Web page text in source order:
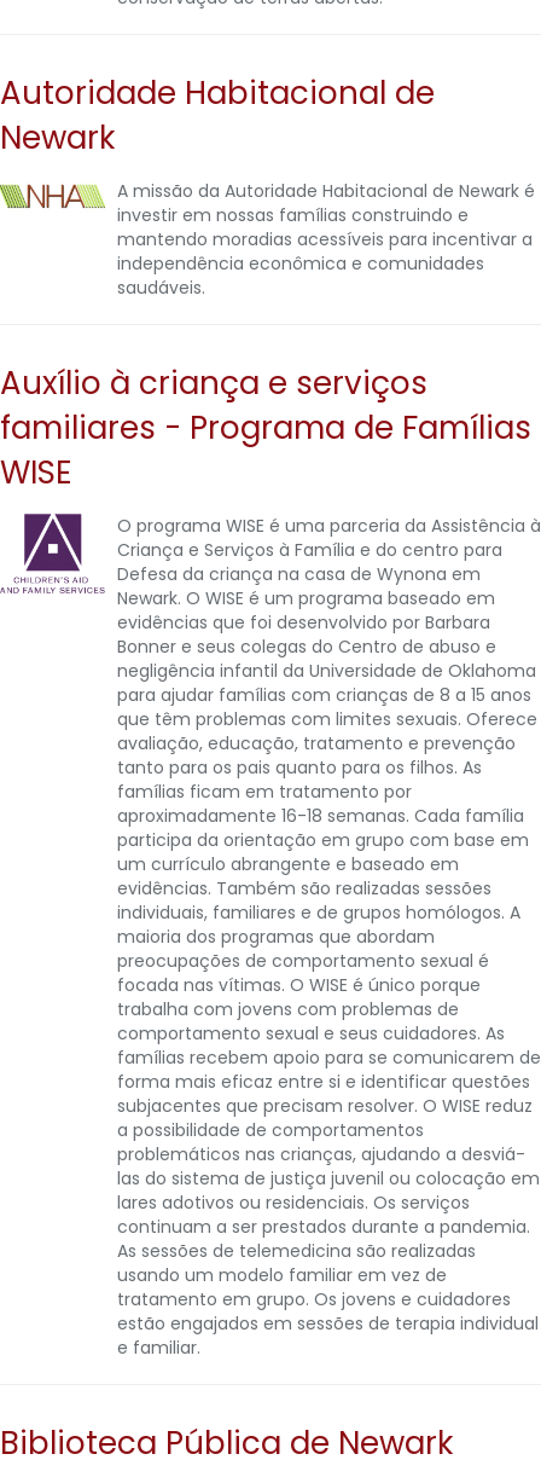
Autoridade Habitacional de
Newark
A missão da Autoridade Habitacional de Newark é
investir em nossas famílias construindo e
mantendo moradias acessíveis para incentivar a
independência econômica e comunidades
saudáveis.
Auxílio à criança e serviços
familiares - Programa de Famílias
WISE
O programa WISE é uma parceria da Assistência à
Criança e Serviços à Família e do centro para
Defesa da criança na casa de Wynona em
Newark. O WISE é um programa baseado em
evidências que foi desenvolvido por Barbara
Bonner e seus colegas do Centro de abuso e
negligência infantil da Universidade de Oklahoma
para ajudar famílias com crianças de 8 a 15 anos
que têm problemas com limites sexuais. Oferece
avaliação, educação, tratamento e prevenção
tanto para os pais quanto para os filhos. As
famílias ficam em tratamento por
aproximadamente 16-18 semanas. Cada família
participa da orientação em grupo com base em
um currículo abrangente e baseado em
evidências. Também são realizadas sessões
individuais, familiares e de grupos homólogos. A
maioria dos programas que abordam
preocupações de comportamento sexual é
focada nas vítimas. O WISE é único porque
trabalha com jovens com problemas de
comportamento sexual e seus cuidadores. As
famílias recebem apoio para se comunicarem de
forma mais eficaz entre si e identificar questões
subjacentes que precisam resolver. O WISE reduz
a possibilidade de comportamentos
problemáticos nas crianças, ajudando a desviá-
las do sistema de justiça juvenil ou colocação em
lares adotivos ou residenciais. Os serviços
continuam a ser prestados durante a pandemia.
As sessões de telemedicina são realizadas
usando um modelo familiar em vez de
tratamento em grupo. Os jovens e cuidadores
estão engajados em sessões de terapia individual
e familiar.
Biblioteca Pública de Newark